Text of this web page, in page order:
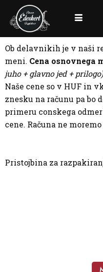
Ob delavnikih je v naši
meni. Cena osnovnega
juho + glavno jed + prilogo)
Naše cene so v HUF in
znesku na računu pa bo
primeru conskega
cene. Računa ne
Pristojbina za